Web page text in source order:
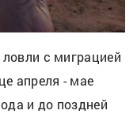
с миграцией
апреля - мае
и до поздней